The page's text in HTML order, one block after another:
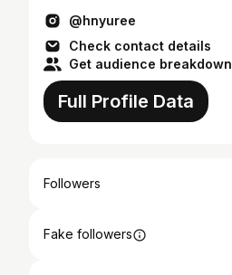
@hnyuree
Check contact details
Get audience breakdown
Full Profile Data
Followers
Fake followers